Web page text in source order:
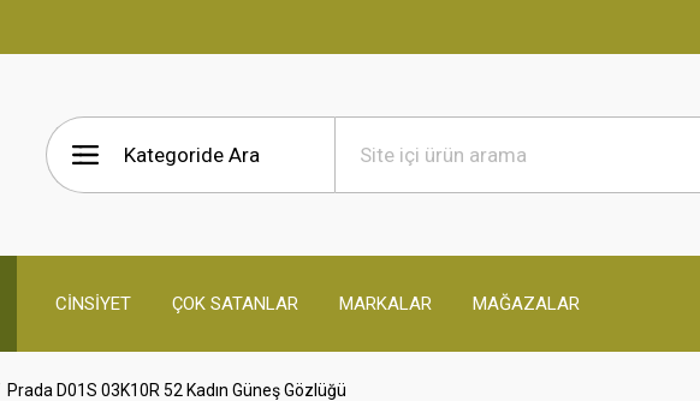
CİNSİYET ÇOK SATANLAR MARKALAR MAĞAZALAR
Prada D01S 03K10R 52 Kadın Güneş Gözlüğü